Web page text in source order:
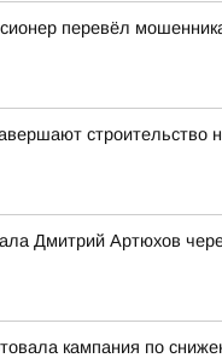
перевёл
строительство
Дмитрий Артюхов
кампания по